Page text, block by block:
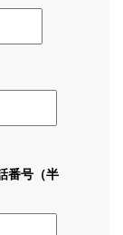
番号（半